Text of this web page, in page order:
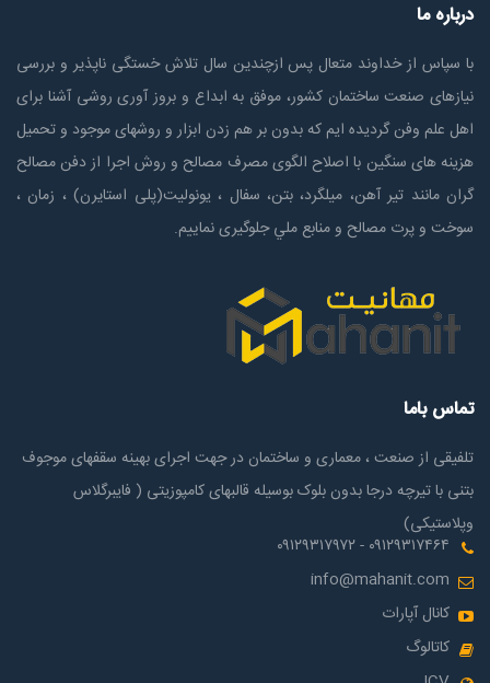
درباره ما
با سپاس از خداوند متعال پس ازچندين سال تلاش خستگی ناپذير و بررسی
نیازهای صنعت ساختمان كشور، موفق به ابداع و بروز آوری روشی آشنا برای
اهل علم وفن گردیده ایم که بدون بر هم زدن ابزار و روشهای موجود و تحمیل
هزینه های سنگین با اصلاح الگوی مصرف مصالح و روش اجرا از دفن مصالح
گران مانند تیر آهن، میلگرد، بتن، سفال ، یونولیت(پلی استايرن) ، زمان ،
سوخت و پرت مصالح و منابع ملي جلوگیری نماییم.
تماس باما
تلفیقی از صنعت ، معماری و ساختمان در جهت اجرای بهینه سقفهای موجوف
بتنی با تیرچه درجا بدون بلوک بوسیله قالبهای کامپوزیتی ( فایبرگلاس
وپلاستیکی)
۰۹۱۲۹۳۱۷۴۶۴ - ۰۹۱۲۹۳۱۷۹۷۲
info@mahanit.com
کانال آپارات
کاتالوگ